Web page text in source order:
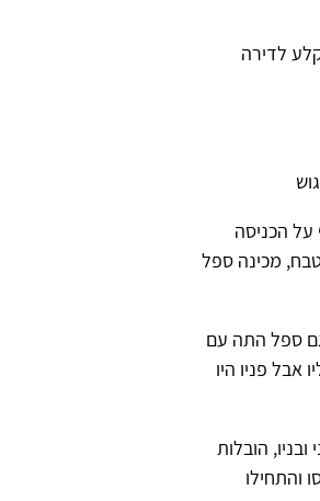
לדירה
הכניסה
מכינה ספל
ספל התה עם
פניו היו
ובניו, הובלות
והתחילו